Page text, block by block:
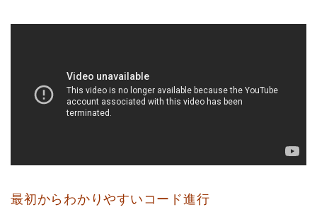
最初からわかりやすいコード進行